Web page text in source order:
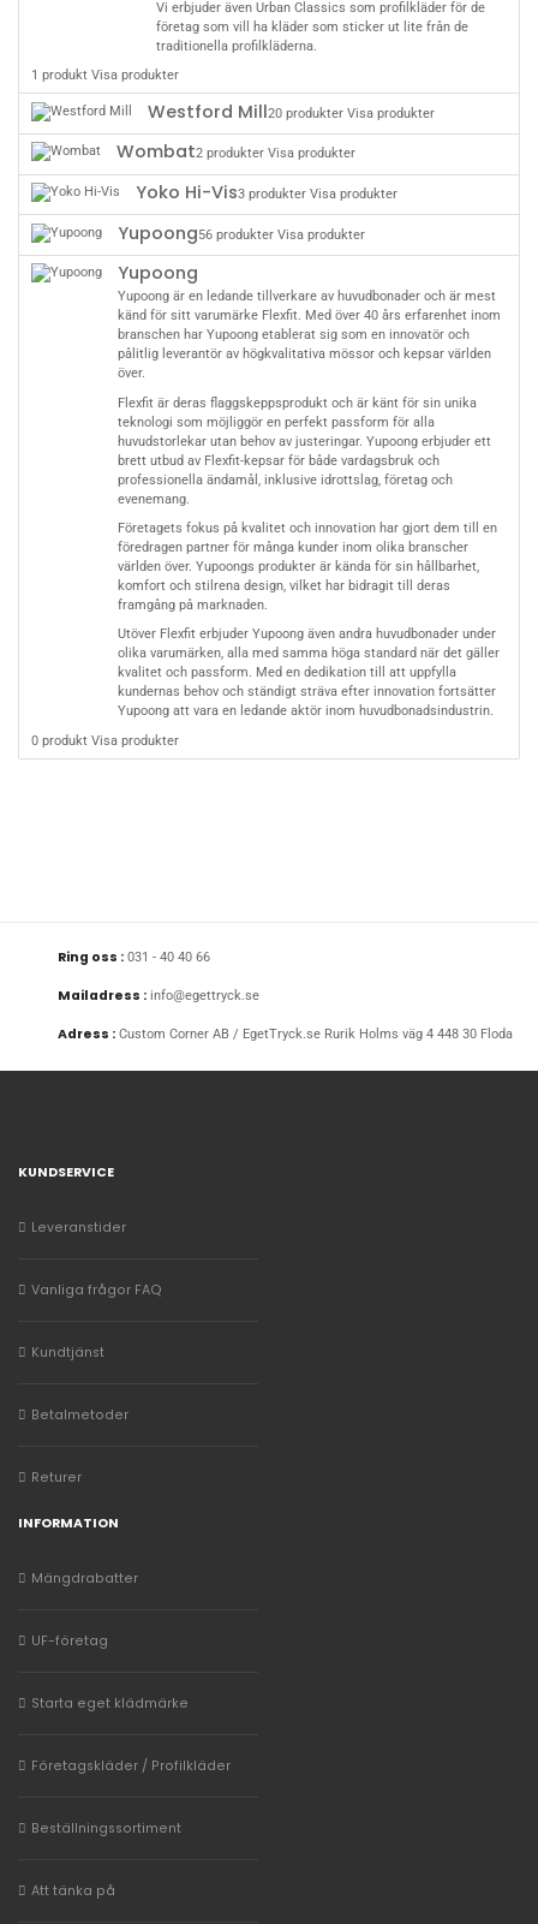
Vi erbjuder även Urban Classics som profilkläder för de
företag som vill ha kläder som sticker ut lite från de
traditionella profilkläderna.
1 produkt Visa produkter
Westford Mill20 produkter Visa produkter
Wombat2 produkter Visa produkter
Yoko Hi-Vis3 produkter Visa produkter
Yupoong56 produkter Visa produkter
Yupoong
Yupoong är en ledande tillverkare av huvudbonader och är mest
känd för sitt varumärke Flexfit. Med över 40 års erfarenhet inom
branschen har Yupoong etablerat sig som en innovatör och
pålitlig leverantör av högkvalitativa mössor och kepsar världen
över.
Flexfit är deras flaggskeppsprodukt och är känt för sin unika
teknologi som möjliggör en perfekt passform för alla
huvudstorlekar utan behov av justeringar. Yupoong erbjuder ett
brett utbud av Flexfit-kepsar för både vardagsbruk och
professionella ändamål, inklusive idrottslag, företag och
evenemang.
Företagets fokus på kvalitet och innovation har gjort dem till en
föredragen partner för många kunder inom olika branscher
världen över. Yupoongs produkter är kända för sin hållbarhet,
komfort och stilrena design, vilket har bidragit till deras
framgång på marknaden.
Utöver Flexfit erbjuder Yupoong även andra huvudbonader under
olika varumärken, alla med samma höga standard när det gäller
kvalitet och passform. Med en dedikation till att uppfylla
kundernas behov och ständigt sträva efter innovation fortsätter
Yupoong att vara en ledande aktör inom huvudbonadsindustrin.
0 produkt Visa produkter
Ring oss : 031 - 40 40 66
Mailadress : info@egettryck.se
Adress : Custom Corner AB / EgetTryck.se Rurik Holms väg 4 448 30 Floda
KUNDSERVICE
Leveranstider
Vanliga frågor FAQ
Kundtjänst
Betalmetoder
Returer
INFORMATION
Mängdrabatter
UF-företag
Starta eget klädmärke
Företagskläder / Profilkläder
Beställningssortiment
Att tänka på